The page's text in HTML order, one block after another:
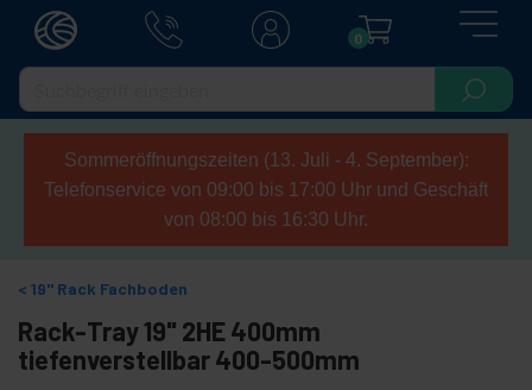
0
Sommeröffnungszeiten (13. Juli - 4. September):
Telefonservice von 09:00 bis 17:00 Uhr und Geschäft
von 08:00 bis 16:30 Uhr.
19" Rack Fachboden
Rack-Tray 19" 2HE 400mm
tiefenverstellbar 400-500mm